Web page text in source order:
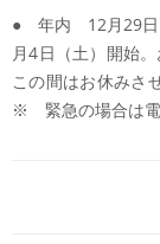
● 年内 12月29日
月4日（土）開始
この間はお休み
※ 緊急の場合は